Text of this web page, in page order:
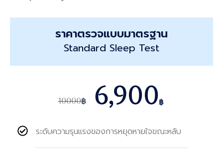
ราคาตรวจแบบมาตรฐาน
Standard Sleep Test
10000฿ 6,900฿
ระดับความรุนแรงของการหยุดหายใจขณะหลับ